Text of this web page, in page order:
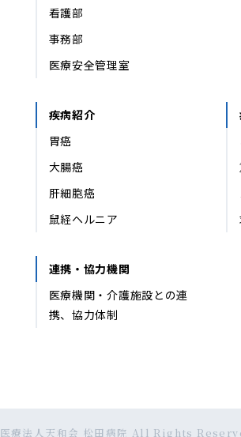
看護部
事務部
医療安全管理室
疾病紹介
胃癌
大腸癌
肝細胞癌
鼠経ヘルニア
連携・協力機関
医療機関・介護施設との連
携、協力体制
医療法人天和会 松田病院 All Rights